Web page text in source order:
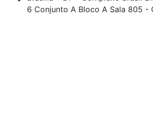
6 Conjunto A Bloco A Sala 805 -